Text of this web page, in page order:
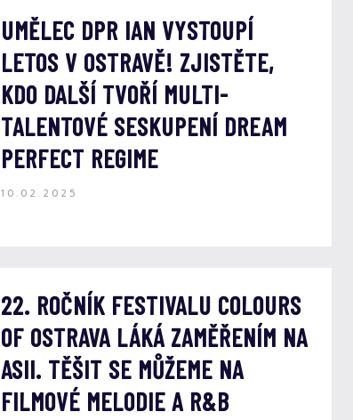
UMĚLEC DPR IAN VYSTOUPÍ
LETOS V OSTRAVĚ! ZJISTĚTE,
KDO DALŠÍ TVOŘÍ MULTI-
TALENTOVÉ SESKUPENÍ DREAM
PERFECT REGIME
10.02.2025
22. ROČNÍK FESTIVALU COLOURS
OF OSTRAVA LÁKÁ ZAMĚŘENÍM NA
ASII. TĚŠIT SE MŮŽEME NA
FILMOVÉ MELODIE A R&B